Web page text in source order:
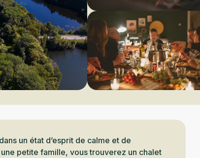
un état d’esprit de calme et de
petite famille, vous trouverez un chalet